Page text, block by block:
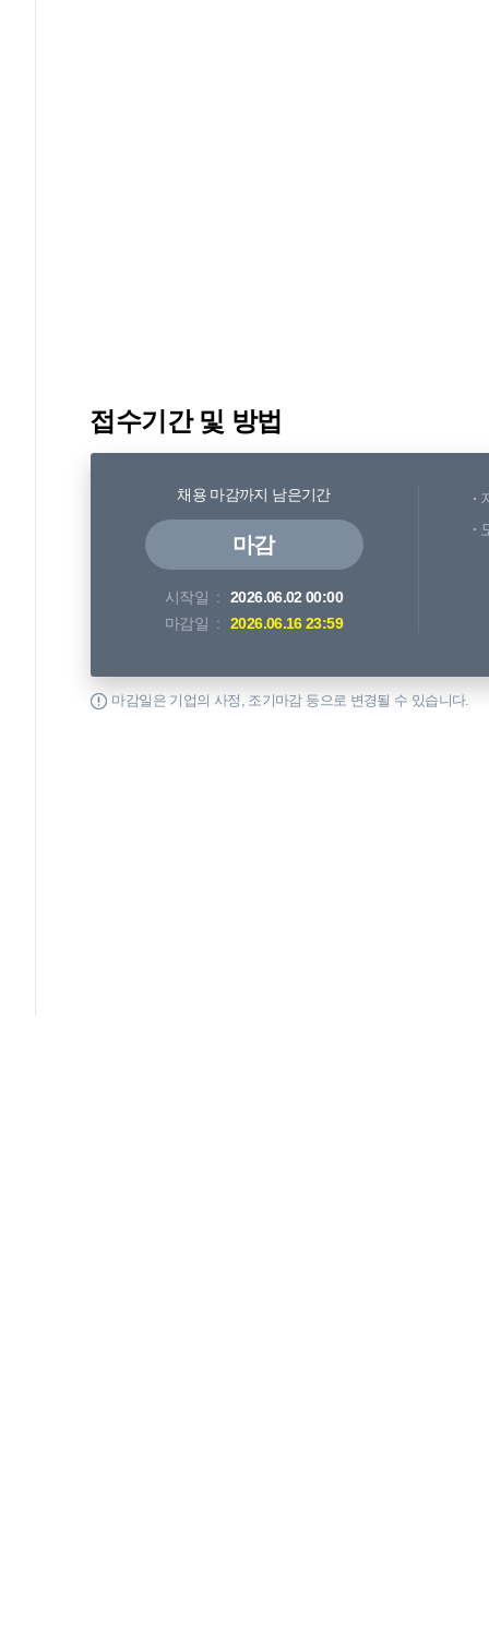
접수기간 및 방법
채용 마감까지 남은기간
마감
시작일
2026.06.02 00:00
마감일
2026.06.16 23:59
마감일은 기업의 사정, 조기마감 등으로 변경될 수 있습니다.